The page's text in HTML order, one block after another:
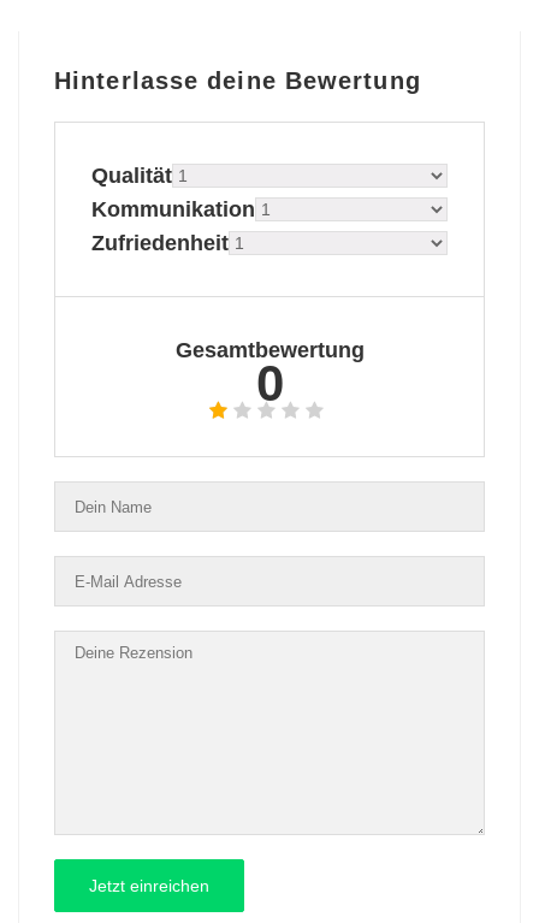
Hinterlasse deine Bewertung
Qualität
Kommunikation
Zufriedenheit
Gesamtbewertung
0